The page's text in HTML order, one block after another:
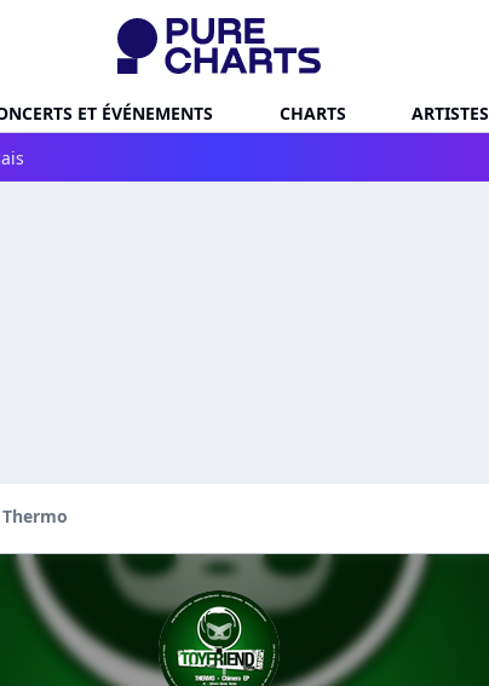
ET ÉVÉNEMENTS CHARTS ARTISTES
Thermo